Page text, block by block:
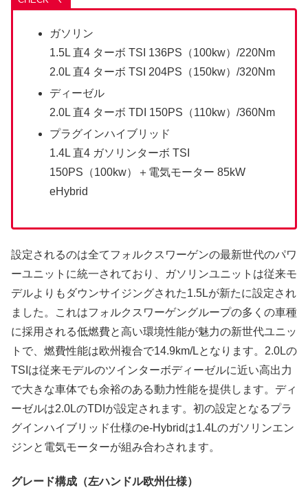
ガソリン
1.5L 直4 ターボ TSI 136PS（100kw）/220Nm
2.0L 直4 ターボ TSI 204PS（150kw）/320Nm
ディーゼル
2.0L 直4 ターボ TDI 150PS（110kw）/360Nm
プラグインハイブリッド
1.4L 直4 ガソリンターボ TSI
150PS（100kw）＋電気モーター 85kW
eHybrid
設定されるのは全てフォルクスワーゲンの最新世代のパワ
ーユニットに統一されており、ガソリンユニットは従来モ
デルよりもダウンサイジングされた1.5Lが新たに設定され
ました。これはフォルクスワーゲングループの多くの車種
に採用される低燃費と高い環境性能が魅力の新世代ユニッ
トで、燃費性能は欧州複合で14.9km/Lとなります。2.0Lの
TSIは従来モデルのツインターボディーゼルに近い高出力
で大きな車体でも余裕のある動力性能を提供します。ディ
ーゼルは2.0LのTDIが設定されます。初の設定となるプラ
グインハイブリッド仕様のe-Hybridは1.4Lのガソリンエン
ジンと電気モーターが組み合わされます。
グレード構成（左ハンドル欧州仕様）